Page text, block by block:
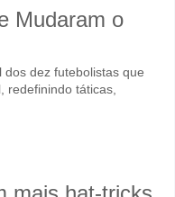
Mudaram o
dez futebolistas que
redefinindo táticas,